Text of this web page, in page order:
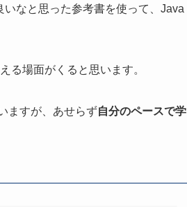
なと思った参考書を使って、Java
る場面がくると思います。
ますが、あせらず自分のペースで学